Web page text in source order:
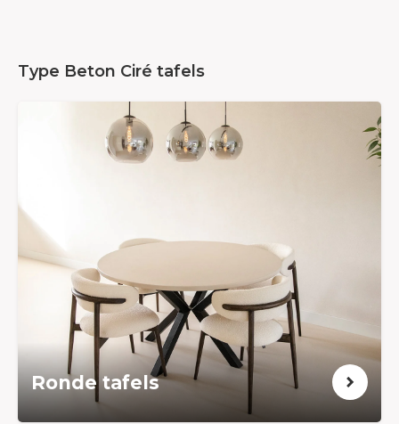
Type Beton Ciré tafels
Ronde tafels